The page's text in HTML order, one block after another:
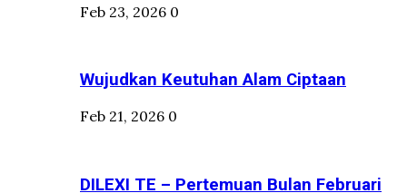
Feb 23, 2026 0
Wujudkan Keutuhan Alam Ciptaan
Feb 21, 2026 0
DILEXI TE – Pertemuan Bulan Februari